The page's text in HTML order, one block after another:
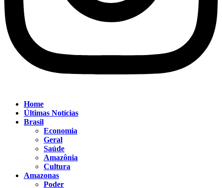
Home
Últimas Notícias
Brasil
Economia
Geral
Saúde
Amazônia
Cultura
Amazonas
Poder